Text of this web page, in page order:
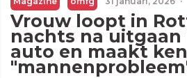
Vrouw loopt in
nachts na uitgaan
auto en maakt